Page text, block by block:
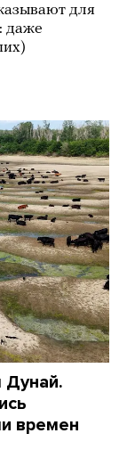
для
даже
Дунай.
времен